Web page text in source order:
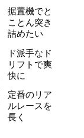
据置機でと
ことん突き
詰めたい
ド派手なド
リフトで爽
快に
定番のリア
ルレースを
長く